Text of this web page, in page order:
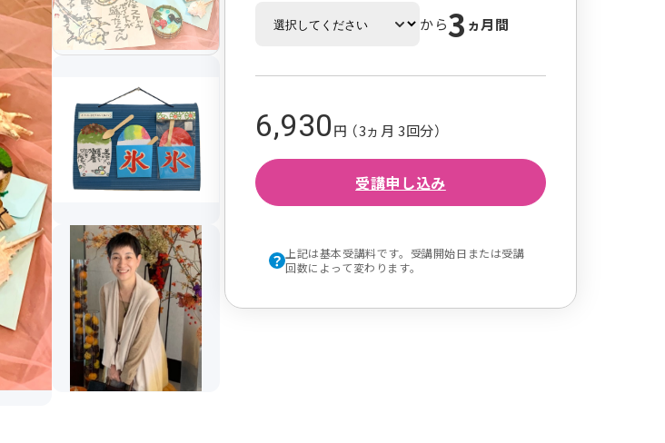
から3 ヵ月間
6,930円 （3ヵ月 3回分）
受講申し込み
上記は基本受講料です。受講開始日または受講
回数によって変わります。